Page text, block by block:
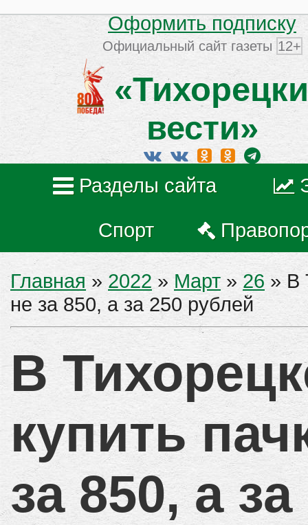
Оформить подписку
Официальный сайт газеты 12+
вести»
Разделы сайта
Спорт
Главная » 2022 » Март » 26 » В
не за 850, а за 250 рублей
В
купить
за 850, а